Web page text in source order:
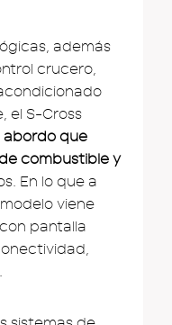
además
crucero,
el S-Cross
que
combustible y
En lo que a
viene
pantalla